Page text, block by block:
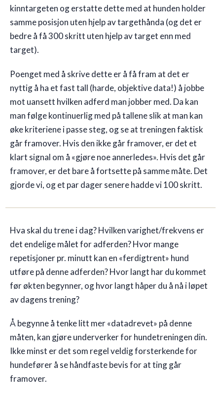
kinntargeten og erstatte dette med at hunden holder
samme posisjon uten hjelp av targethånda (og det er
bedre å få 300 skritt uten hjelp av target enn med
target).
Poenget med å skrive dette er å få fram at det er
nyttig å ha et fast tall (harde, objektive data!) å jobbe
mot uansett hvilken adferd man jobber med. Da kan
man følge kontinuerlig med på tallene slik at man kan
øke kriteriene i passe steg, og se at treningen faktisk
går framover. Hvis den ikke går framover, er det et
klart signal om å «gjøre noe annerledes». Hvis det går
framover, er det bare å fortsette på samme måte. Det
gjorde vi, og et par dager senere hadde vi 100 skritt.
Hva skal du trene i dag? Hvilken varighet/frekvens er
det endelige målet for adferden? Hvor mange
repetisjoner pr. minutt kan en «ferdigtrent» hund
utføre på denne adferden? Hvor langt har du kommet
før økten begynner, og hvor langt håper du å nå i løpet
av dagens trening?
Å begynne å tenke litt mer «datadrevet» på denne
måten, kan gjøre underverker for hundetreningen din.
Ikke minst er det som regel veldig forsterkende for
hundefører å se håndfaste bevis for at ting går
framover.